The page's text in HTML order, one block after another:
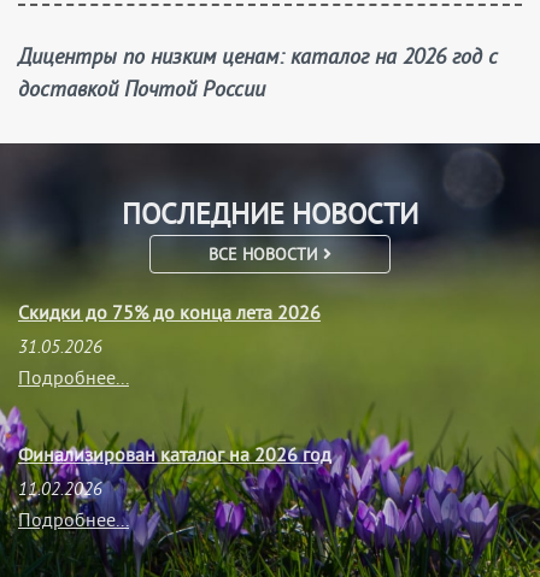
Дицентры по низким ценам: каталог на 2026 год с
доставкой Почтой России
ПОСЛЕДНИЕ НОВОСТИ
ВСЕ НОВОСТИ
Скидки до 75% до конца лета 2026
31.05.2026
Подробнее...
Финализирован каталог на 2026 год
11.02.2026
Подробнее...